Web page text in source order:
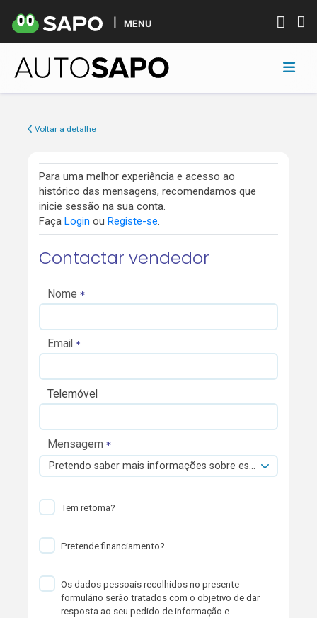
MENU
Voltar a detalhe
Para uma melhor experiência e acesso ao
histórico das mensagens, recomendamos que
inicie sessão na sua conta.
Faça Login ou Registe-se.
Contactar vendedor
Nome
Email
Telemóvel
Mensagem
Pretendo saber mais informações sobre esta viatura.
Tem retoma?
Pretende financiamento?
Os dados pessoais recolhidos no presente
formulário serão tratados com o objetivo de dar
resposta ao seu pedido de informação e